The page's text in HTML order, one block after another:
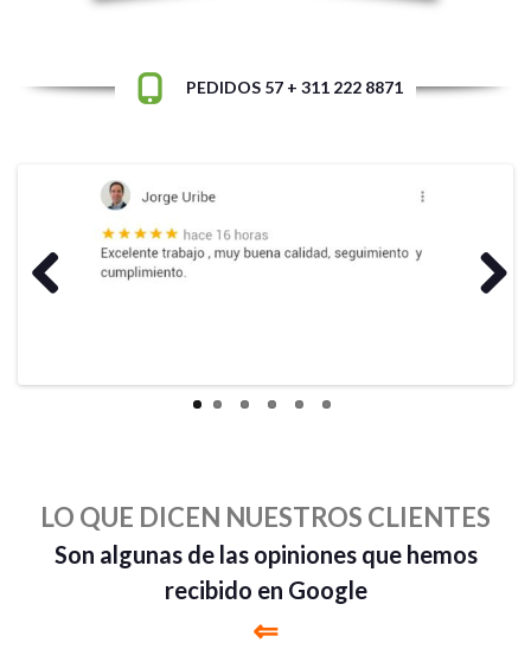
PEDIDOS 57 + 311 222 8871
LO QUE DICEN NUESTROS CLIENTES
Son algunas de las opiniones que hemos
recibido en Google
⇐